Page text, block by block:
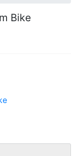
Bike